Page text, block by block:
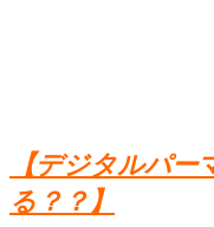
【デジタルパ
る？？】